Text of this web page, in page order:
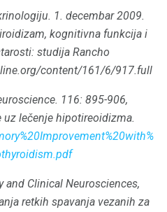
1. decembar 2009.
kognitivna funkcija i
studija Rancho
content/161/6/917.full
116: 895-906,
lečenje hipotireoidizma.
and Clinical Neurosciences,
retkih spavanja vezanih za